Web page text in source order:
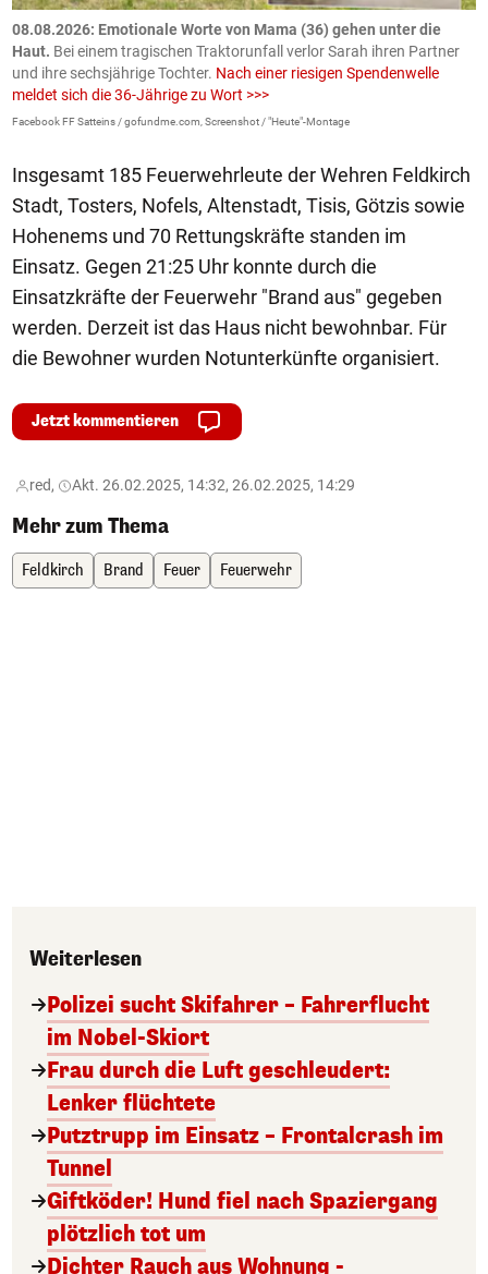
08.08.2026: Emotionale Worte von Mama (36) gehen unter die
Haut. Bei einem tragischen Traktorunfall verlor Sarah ihren Partner
und ihre sechsjährige Tochter. Nach einer riesigen Spendenwelle
meldet sich die 36-Jährige zu Wort >>>
Facebook FF Satteins / gofundme.com, Screenshot / "Heute"-Montage
Insgesamt 185 Feuerwehrleute der Wehren Feldkirch
Stadt, Tosters, Nofels, Altenstadt, Tisis, Götzis sowie
Hohenems und 70 Rettungskräfte standen im
Einsatz. Gegen 21:25 Uhr konnte durch die
Einsatzkräfte der Feuerwehr "Brand aus" gegeben
werden. Derzeit ist das Haus nicht bewohnbar. Für
die Bewohner wurden Notunterkünfte organisiert.
Jetzt kommentieren
red, Akt. 26.02.2025, 14:32, 26.02.2025, 14:29
Mehr zum Thema
Feldkirch Brand Feuer Feuerwehr
Weiterlesen
Polizei sucht Skifahrer – Fahrerflucht
im Nobel-Skiort
Frau durch die Luft geschleudert:
Lenker flüchtete
Putztrupp im Einsatz – Frontalcrash im
Tunnel
Giftköder! Hund fiel nach Spaziergang
plötzlich tot um
Dichter Rauch aus Wohnung -